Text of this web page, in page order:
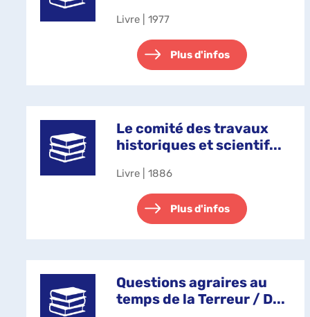
Livre | 1977
Plus d'infos
Le comité des travaux
historiques et scientif...
Livre | 1886
Plus d'infos
Questions agraires au
temps de la Terreur / D...